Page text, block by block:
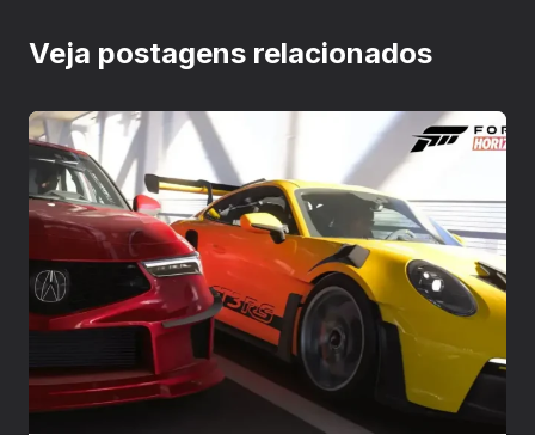
Veja postagens relacionados